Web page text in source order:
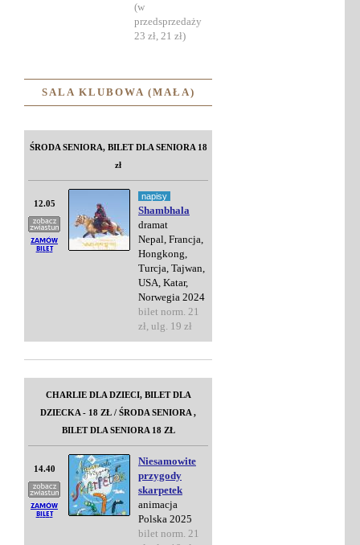
(w
przedsprzedaży
23 zł, 21 zł)
SALA KLUBOWA (MAŁA)
ŚRODA SENIORA, BILET DLA SENIORA 18
zł
12.05
napisy
Shambhala
dramat
Nepal, Francja,
Hongkong,
Turcja, Tajwan,
USA, Katar,
Norwegia 2024
bilet norm. 21
zł, ulg. 19 zł
CHARLIE DLA DZIECI, BILET DLA
DZIECKA - 18 ZŁ / ŚRODA SENIORA ,
BILET DLA SENIORA 18 ZŁ
14.40
Niesamowite
przygody
skarpetek
animacja
Polska 2025
bilet norm. 21